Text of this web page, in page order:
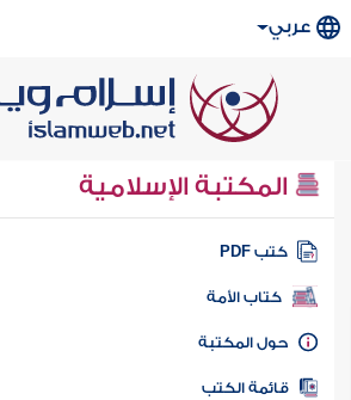
عربي
المكتبة الإسلامية
كتب PDF
كتاب الأمة
المكتبة